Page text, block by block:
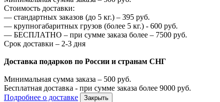
Стоимость доставки:
— стандартных заказов (до 5 кг.) – 395 руб.
— крупногабаритных грузов (более 5 кг.) - 600 руб.
— БЕСПЛАТНО – при сумме заказа более – 7500 руб.
Срок доставки – 2-3 дня
Доставка подарков по России и странам СНГ
Минимальная сумма заказа – 500 руб.
Бесплатная доставка - при сумме заказа более 9000 руб.
Подробнее о доставке
Закрыть